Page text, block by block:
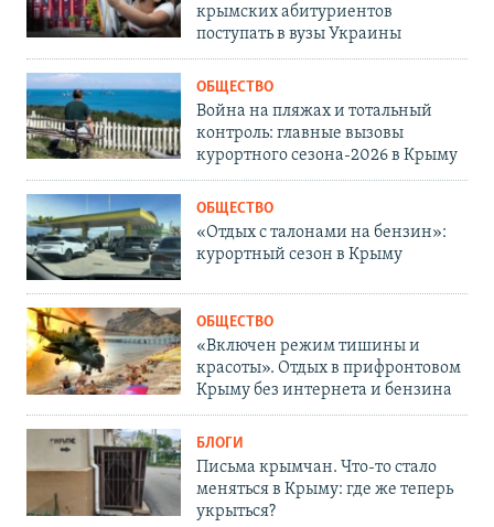
крымских абитуриентов
поступать в вузы Украины
ОБЩЕСТВО
Война на пляжах и тотальный
контроль: главные вызовы
курортного сезона-2026 в Крыму
ОБЩЕСТВО
«Отдых с талонами на бензин»:
курортный сезон в Крыму
ОБЩЕСТВО
«Включен режим тишины и
красоты». Отдых в прифронтовом
Крыму без интернета и бензина
БЛОГИ
Письма крымчан. Что-то стало
меняться в Крыму: где же теперь
укрыться?